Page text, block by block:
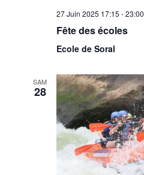
27 Juin 2025 17:15 -23:00
Fête des écoles
Ecole de Soral
SAM
28